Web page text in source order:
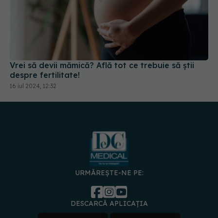
Vrei să devii mămică? Află tot ce trebuie să știi
despre fertilitate!
16 iul 2024, 12:32
URMĂREȘTE-NE PE:
DESCARCĂ APLICAȚIA